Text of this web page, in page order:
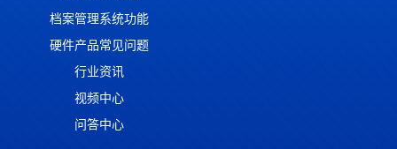
档案管理系统功能
硬件产品常见问题
行业资讯
视频中心
问答中心